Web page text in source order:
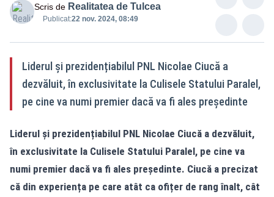
Scris de Realitatea de Tulcea
Publicat:22 nov. 2024, 08:49
Liderul și prezidențiabilul PNL Nicolae Ciucă a
dezvăluit, în exclusivitate la Culisele Statului Paralel,
pe cine va numi premier dacă va fi ales președinte
Liderul și prezidențiabilul PNL Nicolae Ciucă a dezvăluit,
în exclusivitate la Culisele Statului Paralel, pe cine va
numi premier dacă va fi ales președinte. Ciucă a precizat
că din experiența pe care atât ca ofițer de rang înalt, cât